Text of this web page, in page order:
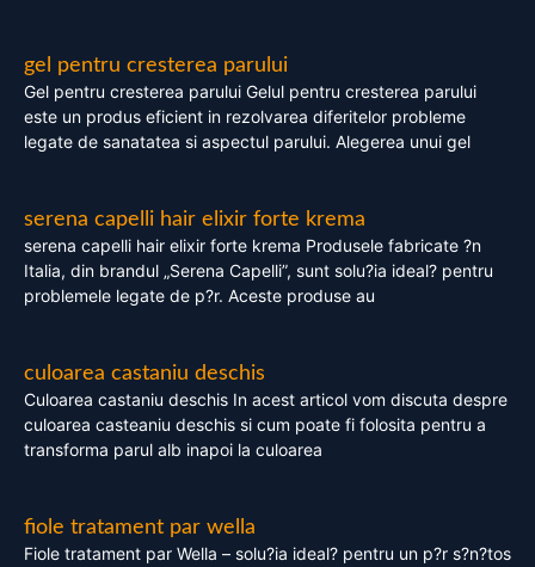
gel pentru cresterea parului
Gel pentru cresterea parului Gelul pentru cresterea parului
este un produs eficient in rezolvarea diferitelor probleme
legate de sanatatea si aspectul parului. Alegerea unui gel
serena capelli hair elixir forte krema
serena capelli hair elixir forte krema Produsele fabricate ?n
Italia, din brandul „Serena Capelli”, sunt solu?ia ideal? pentru
problemele legate de p?r. Aceste produse au
culoarea castaniu deschis
Culoarea castaniu deschis In acest articol vom discuta despre
culoarea casteaniu deschis si cum poate fi folosita pentru a
transforma parul alb inapoi la culoarea
fiole tratament par wella
Fiole tratament par Wella – solu?ia ideal? pentru un p?r s?n?tos